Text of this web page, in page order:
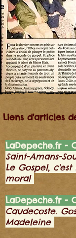
Liens d'articles
LaDepeche.fr -
Saint-Amans-
Le Gospel,
moral
LaDepeche.fr -
Caudecoste.
Madeleine